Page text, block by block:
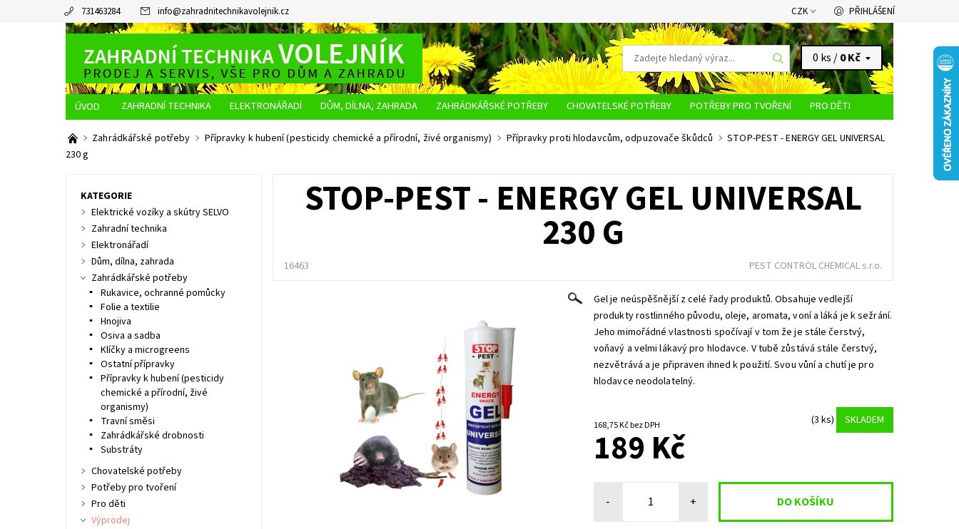
731463284 info@zahradnitechnikavolejnik.cz CZK PŘIHLÁŠENÍ
0 ks /0 Kč
ZAHRADNÍ TECHNIKA ELEKTRONÁŘADÍ DŮM, DÍLNA, ZAHRADA ZAHRÁDKÁŘSKÉ POTŘEBY CHOVATELSKÉ POTŘEBY POTŘEBY PRO TVOŘENÍ
PRO DĚTI
O NÁS
JAK NAKUPOVAT DOPRAVA A PLATBA OBCHODNÍ PODMÍNKY OCHRANA OSOBNÍCH ÚDAJŮ NAPIŠTE NÁM KONTAKTY
Zahrádkářské potřeby Přípravky k hubení (pesticidy chemické a přírodní, živé organismy) Přípravky proti hlodavcům, odpuzovače škůdců
STOP-PEST - ENERGY GEL UNIVERSAL
230 g
STOP-PEST - ENERGY GEL UNIVERSAL
230 G
16463 PEST CONTROL CHEMICAL s.r.o.
Gel je neúspěšnější z celé řady produktů. Obsahuje vedlejší
produkty rostlinného původu, oleje, aromata, voní a láká je k sežrání.
Jeho mimořádné vlastnosti spočívají v tom že je stále čerstvý,
voňavý a velmi lákavý pro hlodavce. V tubě zůstává stále čerstvý,
nezvětrává a je připraven ihned k použití. Svou vůní a chutí je pro
hlodavce neodolatelný.
168,75 Kč bez DPH (3 ks) SKLADEM
189 Kč
- +
KATEGORIE
Elektrické vozíky a skútry SELVO
Zahradní technika
Elektronářadí
Dům, dílna, zahrada
Zahrádkářské potřeby
Rukavice, ochranné pomůcky
Folie a textilie
Hnojiva
Osiva a sadba
Klíčky a microgreens
Ostatní přípravky
Přípravky k hubení (pesticidy
chemické a přírodní, živé
organismy)
Travní směsi
Zahrádkářské drobnosti
Substráty
Chovatelské potřeby
Potřeby pro tvoření
Pro děti
Výprodej